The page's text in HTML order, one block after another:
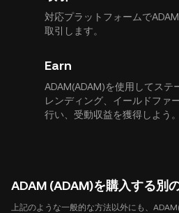
対応プラットフォームで
取引します。
Earn
ADAM(ADAM)を使用してステ
レンディング、イールドファ
行い、受動収益を獲得しよう。
ADAM (ADAM)を購入する別
上記のような一般的な方法以外にも、